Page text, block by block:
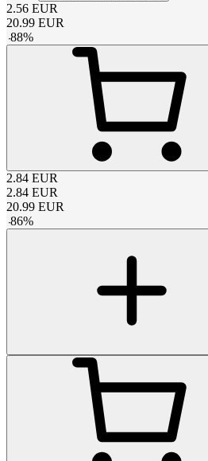
2.56 EUR
20.99 EUR
-88%
2.84 EUR
2.84 EUR
20.99 EUR
-86%